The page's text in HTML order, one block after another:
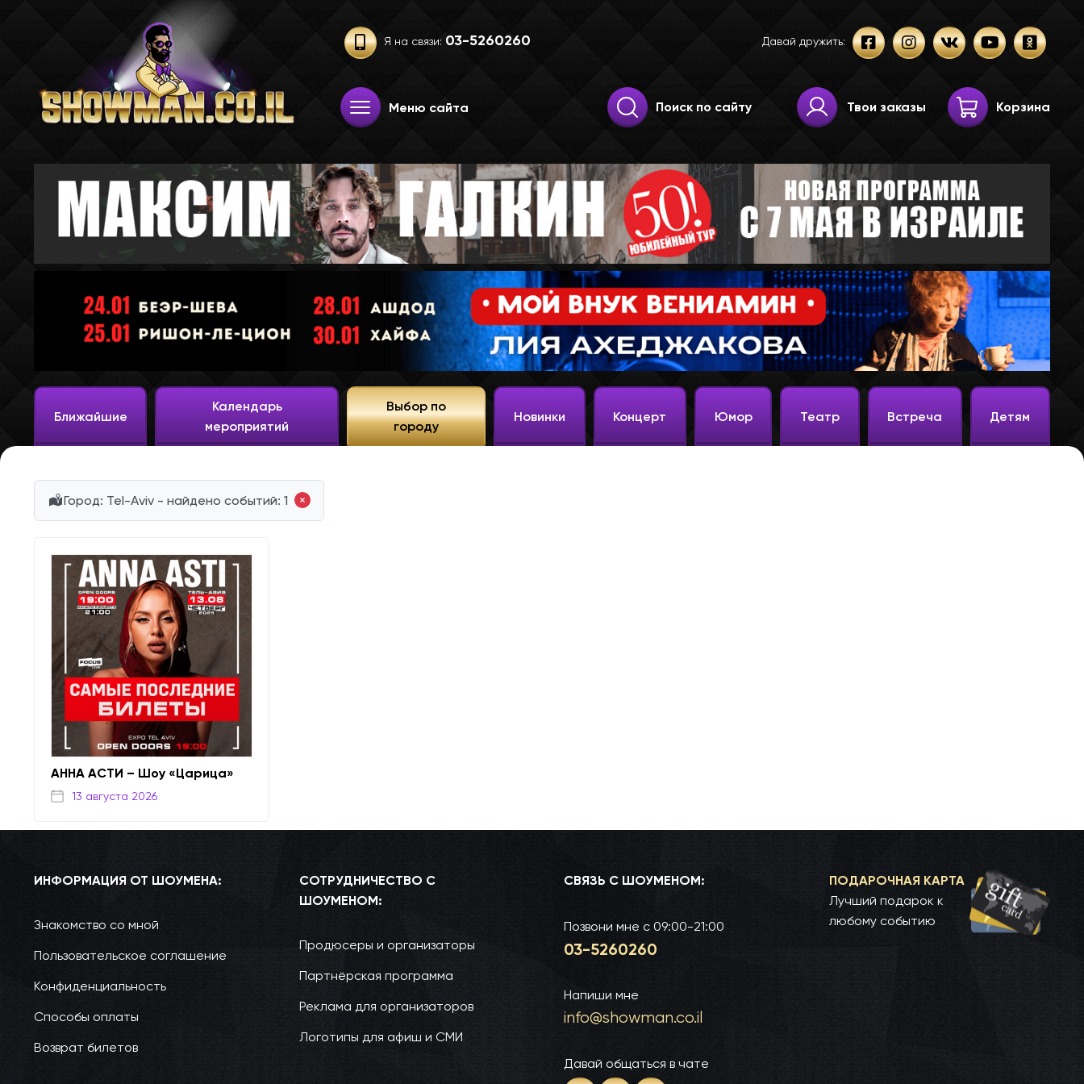
Я на связи: 03-52­60­260 Давай дружить:
Меню сайта
Искать:
Поиск
Твои заказы Корзина
Ближайшие
Календарь
мероприятий
Выбор по
городу
Новинки Концерт Юмор Театр Встреча Детям
Город: Tel-Aviv - найдено событий: 1
АННА АСТИ – Шоу «Царица»
13 августа 2026
ИНФОРМАЦИЯ ОТ ШОУМЕНА:
Знакомство со мной
Пользовательское соглашение
Конфиденциальность
Способы оплаты
Возврат билетов
СОТРУДНИЧЕСТВО С
ШОУМЕНОМ:
Продюсеры и организаторы
Партнёрская программа
Реклама для организаторов
Логотипы для афиш и СМИ
СВЯЗЬ С ШОУМЕНОМ:
Позвони мне с 09:00-21:00
03-52­60­260
Напиши мне
info@show­man.co.il
Давай общаться в чате
ПОДАРОЧНАЯ КАРТА
Лучший подарок к
любому событию